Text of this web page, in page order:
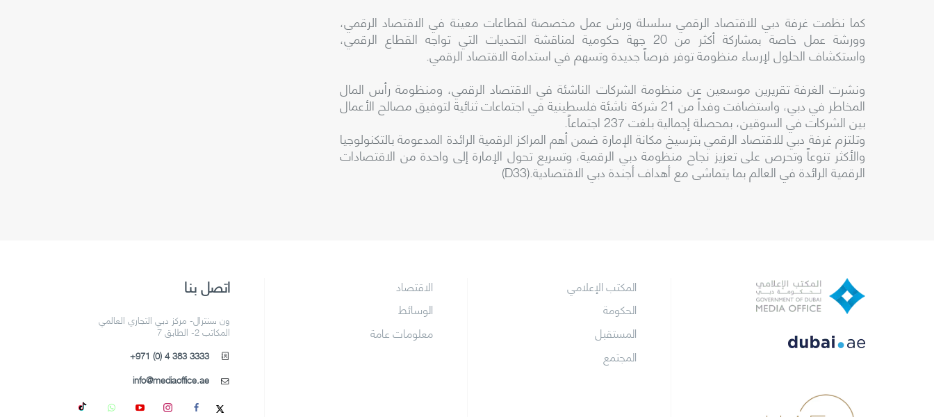
كما نظمت غرفة دبي للاقتصاد الرقمي سلسلة ورش عمل مخصصة لقطاعات معينة في الاقتصاد الرقمي،
وورشة عمل خاصة بمشاركة أكثر من 20 جهة حكومية لمناقشة التحديات التي تواجه القطاع الرقمي،
واستكشاف الحلول لإرساء منظومة توفر فرصاً جديدة وتسهم في استدامة الاقتصاد الرقمي.
ونشرت الغرفة تقريرين موسعين عن منظومة الشركات الناشئة في الاقتصاد الرقمي، ومنظومة رأس المال
المخاطر في دبي، واستضافت وفداً من 21 شركة ناشئة فلسطينية في اجتماعات ثنائية لتوفيق مصالح الأعمال
بين الشركات في السوقين، بمحصلة إجمالية بلغت 237 اجتماعاً.
وتلتزم غرفة دبي للاقتصاد الرقمي بترسيخ مكانة الإمارة ضمن أهم المراكز الرقمية الرائدة المدعومة بالتكنولوجيا
والأكثر تنوعاً وتحرص على تعزيز نجاح منظومة دبي الرقمية، وتسريع تحول الإمارة إلى واحدة من الاقتصادات
الرقمية الرائدة في العالم بما يتماشى مع أهداف أجندة دبي الاقتصادية.(D33)
المكتب الإعلامي
الحكومة
المستقبل
المجتمع
الاقتصاد
الوسائط
معلومات عامة
اتصل بنا
ون سنترال- مركز دبي التجاري العالمي
المكاتب 2- الطابق 7
+971 (0) 4 383 3333
info@mediaoffice.ae